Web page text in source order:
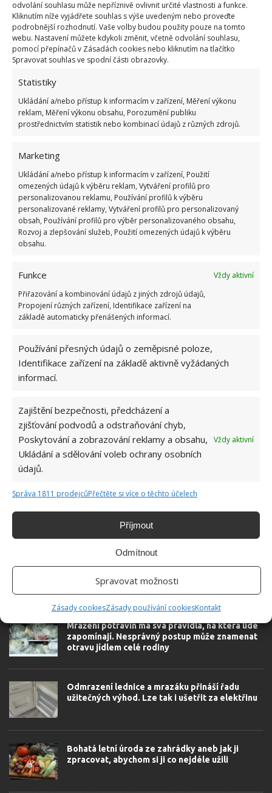
odvolání souhlasu může nepříznivě ovlivnit určité vlastnosti a funkce.
Kliknutím níže vyjádřete souhlas s výše uvedeným nebo proveďte
podrobnější rozhodnutí. Vaše volby budou použity pouze na tomto
webu. Nastavení můžete kdykoli změnit, včetně odvolání souhlasu,
pomocí přepínačů v Zásadách cookies nebo kliknutím na tlačítko
Spravovat souhlas ve spodní části obrazovky.
Statistiky
Ukládání a/nebo přístup k informacím v zařízení, Měření výkonu
reklam, Měření výkonu obsahu, Porozumění publiku
prostřednictvím statistik nebo kombinací údajů z různých zdrojů.
Marketing
Ukládání a/nebo přístup k informacím v zařízení, Použití
omezených údajů k výběru reklam, Vytváření profilů pro
personalizovanou reklamu, Používání profilů k výběru
personalizované reklamy, Vytváření profilů pro personalizovaný
obsah, Používání profilů pro výběr personalizovaného obsahu,
Rozvoj a zlepšování služeb, Použití omezených údajů k výběru
obsahu.
Funkce
Vždy aktivní
Přiřazování a kombinování údajů z jiných zdrojů údajů,
Propojení různých zařízení, Identifikace zařízení na
základě automaticky přenášených informací.
Používání přesných údajů o zeměpisné poloze,
Identifikace zařízení na základě aktivně vyžádaných
informací.
Zajištění bezpečnosti, předcházení a
zjišťování podvodů a odstraňování chyb,
Poskytování a zobrazování reklamy a obsahu,
Ukládání a sdělování voleb ochrany osobních
údajů.
Vždy aktivní
Správa 1811 prodejcůPřečtěte si více o těchto účelech
Příjmout
Odmítnout
Spravovat možnosti
Zásady cookiesZásady používání cookiesKontakt
rozmrazovaly menší ploché balíčky, které si můžete
připravit před zamrazením. Na BydlímeÚtulně jsme
rovněž napsali o tom, jak byste správně mělimrazit
pečivo.
MRAZÁK MRAŽENÉ MASO
Přidejte svůj názor
Jiří Kolář
Absolvent České zemědělské
možné najít v j...[Více o autorovi]
SOUVISEJÍCÍ ČLÁNKY
Mražení potravin má svá pravidla, na která lidé
zapomínají. Nesprávný postup může znamenat
otravu jídlem celé rodiny
Odmrazení lednice a mrazáku přináší řadu
užitečných výhod. Lze tak i ušetřit za elektřinu
Bohatá letní úroda ze zahrádky aneb jak ji
zpracovat, abychom si ji co nejdéle užili